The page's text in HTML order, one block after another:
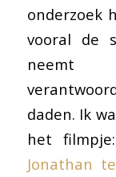
onderzoek
vooral de
daden. Ik
het
Jonathan